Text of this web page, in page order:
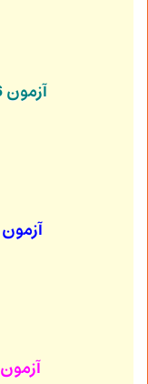
آزمون 26 اردیبهشت 1404
آزمون 5 اردیبهشت 1404
آزمون 29 فروردین 1404